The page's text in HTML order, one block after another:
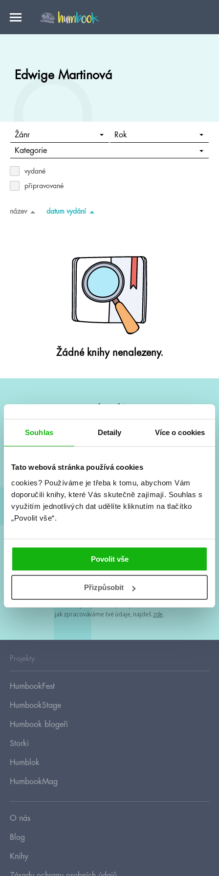
Souhlas Detaily Více o cookies
Tato webová stránka používá cookies
cookies? Používáme je třeba k tomu, abychom Vám
doporučili knihy, které Vás skutečně zajímají. Souhlas s
využitím jednotlivých dat udělíte kliknutím na tlačítko
„Povolit vše“.
Povolit vše
Přizpůsobit
Edwige Martinová
Žánr Rok
Kategorie
vydané
připravované
název datum vydání
Žádné knihy nenalezeny.
Vše kolem #youngadult každý měsíc rovnou do mailu!
a seriálové adaptace a další.
Souhlasím spodmínkami zpracování osobních údajů
Tvá e-mailová adresa je u nás v bezpečí. Přečti si
jak zpracováváme tvé údaje, najdeš zde.
Projekty
HumbookFest
HumbookStage
Humbook blogeři
Storki
Humblok
HumbookMag
O nás
Blog
Knihy